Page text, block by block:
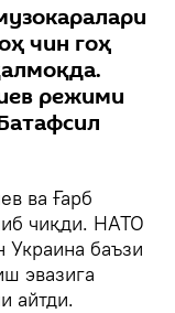
чин гоҳ
режими
ва Ғарб
чиқди. НАТО
баъзи
эвазига
айтди.